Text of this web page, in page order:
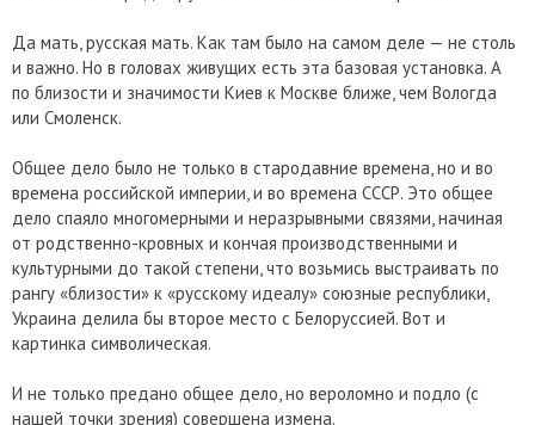
Да мать, русская мать. Как там было на самом деле — не столь
и важно. Но в головах живущих есть эта базовая установка. А
по близости и значимости Киев к Москве ближе, чем Вологда
или Смоленск.
Общее дело было не только в стародавние времена, но и во
времена российской империи, и во времена СССР. Это общее
дело спаяло многомерными и неразрывными связями, начиная
от родственно-кровных и кончая производственными и
культурными до такой степени, что возьмись выстраивать по
рангу «близости» к «русскому идеалу» союзные республики,
Украина делила бы второе место с Белоруссией. Вот и
картинка символическая.
И не только предано общее дело, но вероломно и подло (с
нашей точки зрения) совершена измена.